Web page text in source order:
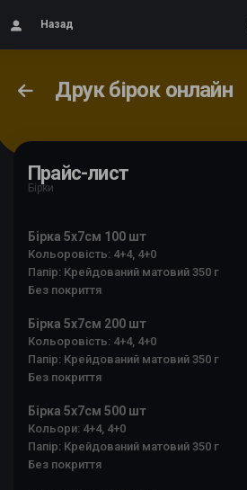
Назад
Друк бірок онлайн
Прайс-лист
Бірки
Бірка 5х7см 100 шт
Кольоровість: 4+4, 4+0
Папір: Крейдований матовий 350 г
Без покриття
Бірка 5х7см 200 шт
Кольоровість: 4+4, 4+0
Папір: Крейдований матовий 350 г
Без покриття
Бірка 5х7см 500 шт
Кольори: 4+4, 4+0
Папір: Крейдований матовий 350 г
Без покриття